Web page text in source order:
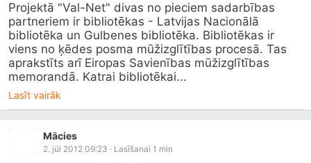
Projektā "Val-Net" divas no pieciem sadarbības
partneriem ir bibliotēkas - Latvijas Nacionālā
bibliotēka un Gulbenes bibliotēka. Bibliotēkas ir
viens no ķēdes posma mūžizglītības procesā. Tas
aprakstīts arī Eiropas Savienības mūžizglītības
memorandā. Katrai bibliotēkai...
Lasīt vairāk
Mācies
2. jūl 2012 09:23 · Lasīšanai 1 min